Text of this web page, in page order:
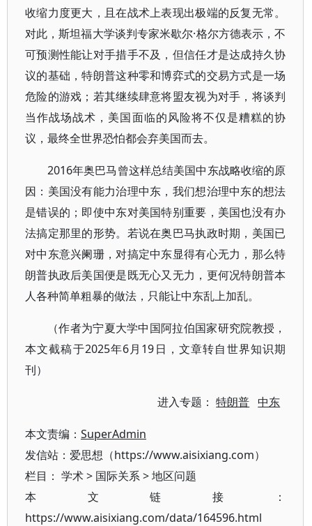
收缩力度更大，且在战术上表现出极端的反复无常。
对此，斯坦福大学谈判专家米歇尔·格尔方德表示，不
可预测性能让对手措手不及，但信任才是达成持久协
议的基础，特朗普这种零和博弈式的交易方式是一场
危险的游戏；若其继续肆意将盟友视为对手，将谈判
当作战场战术，美国面临的风险将不仅是糟糕的协
议，最终全世界恐怕都会弃美国而去。
2016年奥巴马曾这样总结美国中东战略收缩的原
因：美国没有能力治理中东，我们想治理中东的想法
是错误的；即使中东对美国特别重要，美国也没有办
法搞定那里的形势。若说在奥巴马执政时期，美国已
对中东意兴阑珊，对搞定中东显得有心无力，那么特
朗普执政后美国便是既无心又无力，更何况特朗普本
人各种简单粗暴的做法，只能让中东乱上加乱。
（作者为宁夏大学中国阿拉伯国家研究院教授，
本文截稿于2025年6月19日，文章转自世界知识期
刊）
进入专题：特朗普 中东
本文责编： SuperAdmin
发信站：爱思想（https://www.aisixiang.com）
栏目： 学术> 国际关系>地区问题
本文链接：
https://www.aisixiang.com/data/164596.html